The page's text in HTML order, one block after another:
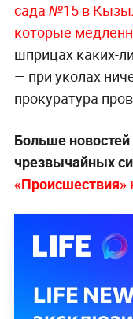
сада №15 в
которые
шприцах каких-
— при уколах
прокуратура
Больше
чрезвычайных
«Происшествия»